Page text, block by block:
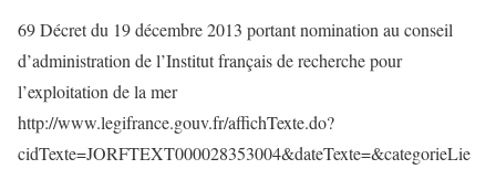
69 Décret du 19 décembre 2013 portant nomination au conseil
d’administration de l’Institut français de recherche pour
l’exploitation de la mer
http://www.legifrance.gouv.fr/affichTexte.do?
cidTexte=JORFTEXT000028353004&dateTexte=&categorieLie